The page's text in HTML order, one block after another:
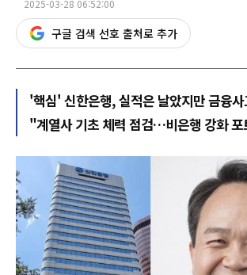
2025-03-28 06:52:00
구글 검색 선호 출처로 추가
'핵심' 신한은행, 실적은 날았지만 금융
"계열사 기초 체력 점검…비은행 강화